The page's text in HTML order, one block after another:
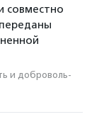
совместно
и доброволь­